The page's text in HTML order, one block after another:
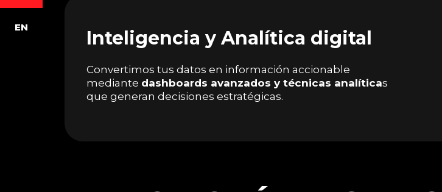
EN Inteligencia y Analítica digital
Convertimos tus datos en información accionable
mediante dashboards avanzados y técnicas analíticas
que generan decisiones estratégicas.